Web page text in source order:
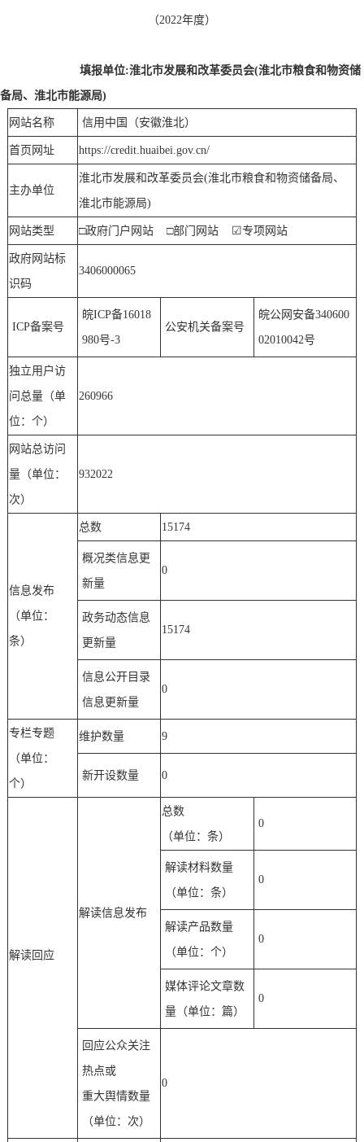
（2022年度）
填报单位:淮北市发展和改革委员会(淮北市粮食和物资储
备局、淮北市能源局)
网站名称 信用中国（安徽淮北）
首页网址 https://credit.huaibei.gov.cn/
主办单位
淮北市发展和改革委员会(淮北市粮食和物资储备局、
淮北市能源局)
网站类型 □政府门户网站 □部门网站 ☑专项网站
政府网站标
识码
3406000065
ICP备案号
皖ICP备16018
980号-3
公安机关备案号
皖公网安备340600
02010042号
独立用户访
问总量（单
位：个）
260966
网站总访问
量（单位：
次）
932022
信息发布
（单位：
条）
总数 15174
概况类信息更
新量
0
政务动态信息
更新量
15174
信息公开目录
信息更新量
0
专栏专题
（单位：
个）
维护数量 9
新开设数量 0
解读回应
解读信息发布
总数
（单位：条）
0
解读材料数量
（单位：条）
0
解读产品数量
（单位：个）
0
媒体评论文章数
量（单位：篇）
0
回应公众关注
热点或
重大舆情数量
（单位：次）
0